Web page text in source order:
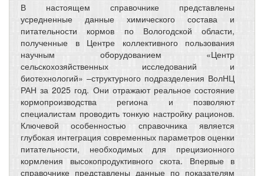
В настоящем справочнике представлены
усредненные данные химического состава и
питательности кормов по Вологодской области,
полученные в Центре коллективного пользования
научным оборудованием «Центр
сельскохозяйственных исследований и
биотехнологий» –структурного подразделения ВолНЦ
РАН за 2025 год. Они отражают реальное состояние
кормопроизводства региона и позволяют
специалистам проводить тонкую настройку рационов.
Ключевой особенностью справочника является
глубокая интеграция современных параметров оценки
питательности, необходимых для прецизионного
кормления высокопродуктивного скота. Впервые в
справочнике представлены данные по показателям